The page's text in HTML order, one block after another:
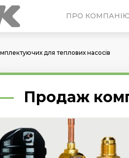
ПРО
для теплових насосів
Продаж